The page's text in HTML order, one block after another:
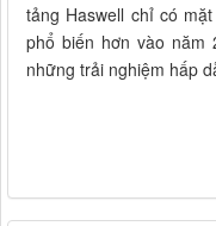
tảng Haswell chỉ có
phổ biến hơn vào năm
những trải nghiệm hấp